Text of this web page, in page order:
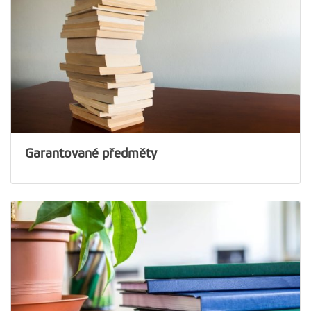
Sucharda Martin
sucharda@fzp.czu.cz
Ing. arch.
+420 224 386 694
Trpáková Ivana
RNDr. Ph.D.
trpakova@fzp.czu.cz
+420 224 386 693
with RUSLE and PESERA Erosion Models. Online.
Remote Sensing. Neuveden:Neuveden, roč. 15 (2023),
s. 1-31. 2072-4292 Dostupné z: 10.3390/rs15051339
**KABELKA David; KINCL David; VOPRAVIL Jan;
**BRYCHTA Jiří a BAČOVSKÝ Jan. Measuring of
infiltration rate in different types of soil in the Czech
Water Research. Praha:Ústav zemědělských a
potravinářských informací, roč. 18 (2023), s. 128-137.
1801-5395 Dostupné z: 10.17221/132/2022
KIRSCHNER Vlaďka; **KAREL Macků; MORAVEC David
a MAŇAS Jan. Measuring the relationships between
various urban green spaces and local climate zones.
Online. Scientific Reports. London:Nature Publishing
Group, roč. 13 (2023), s. 1-9. 2045-2322 Dostupné z:
Garantované předměty